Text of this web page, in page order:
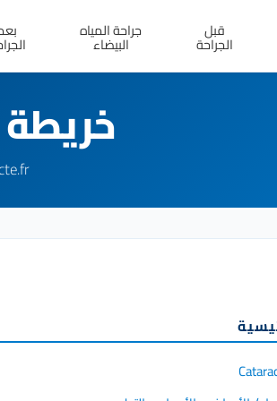
قبل
الجراحة
جراحة المياه
البيضاء